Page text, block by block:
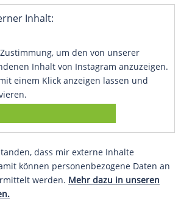
Inhalt:
um den von unserer
Inhalt von Instagram anzuzeigen.
einem Klick anzeigen lassen und
dass mir externe Inhalte
können personenbezogene Daten an
werden. Mehr dazu in unseren